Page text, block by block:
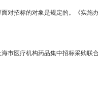
招标的对象是规定的。《实施
医疗机构药品集中招标采购联合